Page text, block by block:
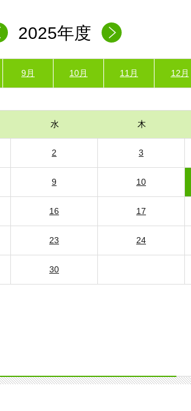
2025年度
9月 10月 11月 12月
水 木
2 3
9 10
16 17
23 24
30